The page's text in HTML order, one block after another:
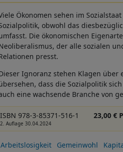
Ökonomen sehen im
obwohl das
Die ökonomischen
der alle sozialen
presst.
Ignoranz stehen Klagen über
dass die Sozialpolitik
eine wachsende Branche von
ISBN 978-3-85371-516-1
2. Auflage 30.04.2024
23,00 €
Arbeitslosigkeit Gemeinwohl